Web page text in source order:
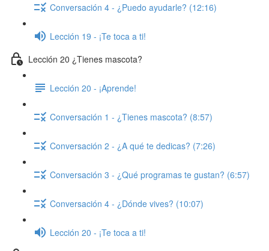
Conversación 4 - ¿Puedo ayudarle? (12:16)
Lección 19 - ¡Te toca a ti!
Lección 20 ¿Tienes mascota?
Lección 20 - ¡Aprende!
Conversación 1 - ¿Tienes mascota? (8:57)
Conversación 2 - ¿A qué te dedicas? (7:26)
Conversación 3 - ¿Qué programas te gustan? (6:57)
Conversación 4 - ¿Dónde vives? (10:07)
Lección 20 - ¡Te toca a ti!